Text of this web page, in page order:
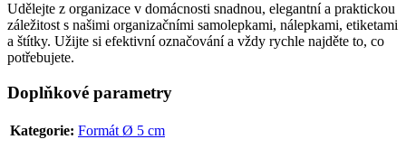
Udělejte z organizace v domácnosti snadnou, elegantní a praktickou
záležitost s našimi organizačními samolepkami, nálepkami, etiketami
a štítky. Užijte si efektivní označování a vždy rychle najděte to, co
potřebujete.
Doplňkové parametry
Kategorie: Formát Ø 5 cm